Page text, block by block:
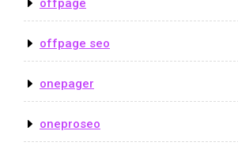
offpage seo
onepager
oneproseo